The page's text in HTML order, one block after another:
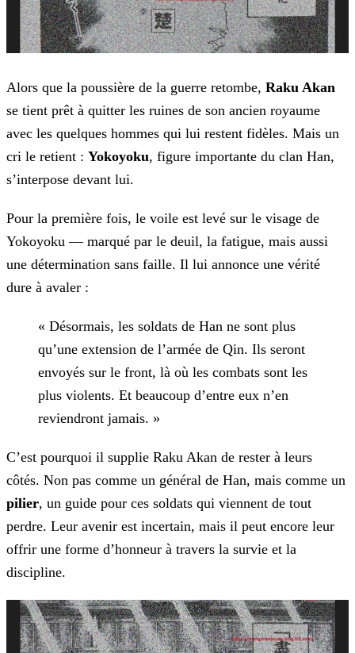
Alors que la poussière de la guerre retombe, Raku Akan
se tient prêt à quitter les ruines de son ancien royaume
avec les quelques hommes qui lui restent fidèles. Mais un
cri le retient : Yokoyoku, figure importante du clan Han,
s’interpose devant lui.
Pour la première fois, le voile est levé sur le visage de
Yokoyoku — marqué par le deuil, la fatigue, mais aussi
une détermination sans faille. Il lui annonce une vérité
dure à avaler :
« Désormais, les soldats de Han ne sont plus
qu’une extension de l’armée de Qin. Ils seront
envoyés sur le front, là où les combats sont les
plus violents. Et beaucoup d’entre eux n’en
reviendront jamais. »
C’est pourquoi il supplie Raku Akan de rester à leurs
côtés. Non pas comme un général de Han, mais comme un
pilier, un guide pour ces soldats qui viennent de tout
perdre. Leur avenir est incertain, mais il peut encore leur
offrir une forme d’honneur à travers la survie et la
discipline.